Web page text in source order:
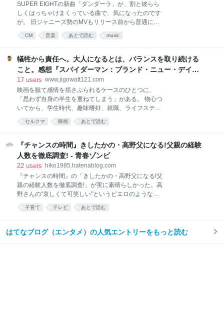
など、写真でしか見ることが出来なかった、沖縄の歴
史が再現し、息を吹き返したようにスクリーンに投影
されているところ、とりわけ、コザ暴動において、ク
ラブの女性だったかが、サンシンをかき鳴らし、歌っ
意に訪れた瞬間にこそ、歌わざる
SUPER EIGHTの新曲「ダンダーラ」が、割と彼らら
しくはっちゃけまくっている曲で、気になったのです
が。 旧ジャニーズ勢のMVもリリース前から普通にフ
ルヴァージョンが公開されるようになりましたなあ、
という感慨を抱きつつ、この曲を書いたのは誰だと確
なぐ理由」といったシングル楽曲、またAKB48、乃木
坂46、欅坂46あたりのシングルのカップリング曲の作
曲を手がけている方です。 割としっとり目の曲が多い
かで楽曲のテーマに合わせて、自分の「置きにいきが
ち」なところから思い切り外してチャレンジしてみた
ところ、うまくいったとかでしょうか。よいことで
す。 問題は、シングル表題曲にしてカラオケDAMの
「DAMDARA
CM 音楽 あとで読む music
犠牲から責任へ。大人になるとは、バランスを取り続ける
こと。感想『スパイダーマン：ブランド・ニュー・デイ』
- ジゴワットレポート
17 users www.jigowatt121.com
映画を観て感情を揺さぶられるケースのひとつに、
「思わず自身の半生を重ねてしまう」がある。 物心つ
いてから、学生時代、趣味嗜好、就職、ライフステー
ジの変化。その時々の選択や決断、日常の機微が、フ
ィクションのフィルターを通してスクリーンに映し出
な感動を覚えるのだ。 この点でディズニー映画の攻撃
力がいやというほど高いのはさておき、ヒーロー映画
においてはスパイダーマンが強い。もちろん私は全身
スパイダーマンは地に足のついた質感で「個」の話を
する。「ピーター・パーカー」の話をする。だからこ
そ、重ねやすい。 最新作『スパイダーマン：ブラン
ド・ニュー・デイ』。MCUにおける本作の立ち位置、
は本作のテーマ性にひどく感銘
セルクマ 映画 あとで読む
『チャンスの時間』きしたかの・高野父になる!父親の経験
人数を徹底調査! - 青春ゾンビ
22 users
hiko1985.hatenablog.com
『チャンスの時間』の「きしたかの・高野父になる!父
親の経験人数を徹底調査!」が実に素晴らしかった。高
野さんの“哀しくて可笑しい”というピエロのようなあ
りように異様に弱くて、『水曜日のダウンタウン』の
飛び込み企画ですら、ずっと涙目で見てしまうくらい
写真がどれも良くて泣いて、父と息子の顔がそっくり
子育て テレビ あとで読む
はてなブログ（エンタメ）の人気エントリーをもっと読む